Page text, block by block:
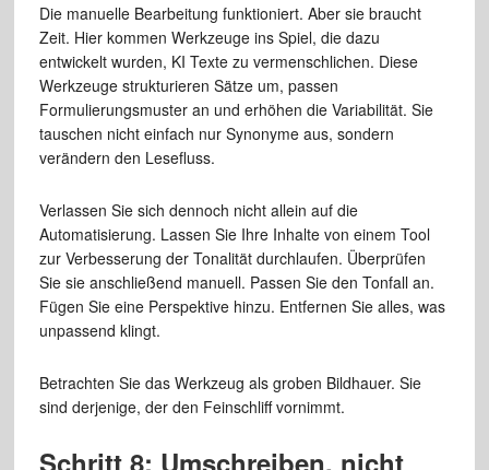
Die manuelle Bearbeitung funktioniert. Aber sie braucht
Zeit. Hier kommen Werkzeuge ins Spiel, die dazu
entwickelt wurden, KI Texte zu vermenschlichen. Diese
Werkzeuge strukturieren Sätze um, passen
Formulierungsmuster an und erhöhen die Variabilität. Sie
tauschen nicht einfach nur Synonyme aus, sondern
verändern den Lesefluss.
Verlassen Sie sich dennoch nicht allein auf die
Automatisierung. Lassen Sie Ihre Inhalte von einem Tool
zur Verbesserung der Tonalität durchlaufen. Überprüfen
Sie sie anschließend manuell. Passen Sie den Tonfall an.
Fügen Sie eine Perspektive hinzu. Entfernen Sie alles, was
unpassend klingt.
Betrachten Sie das Werkzeug als groben Bildhauer. Sie
sind derjenige, der den Feinschliff vornimmt.
Schritt 8: Umschreiben, nicht